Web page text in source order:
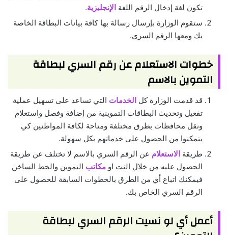
تكون لغة إدخال الرقم اللغة الإنجليزية.
ستقوم الوزارة بإرسال رسالة بها كافة بيانات البطاقة الخاصة
بك ومعها الرقم السري.
خطوات الاستعلام عن رقم السري لبطاقة
التموين بالاسم
قد قدمت الوزارة كل الخدمات التي تساعد على تسهيل عملية
تفعيل وتحديث البطاقات التموينية من إضافة وفصل واستعلام
ونقل محافظات بطرق مختلفة ومتاحة لكافة المواطنين كي
يتمكنوا من الحصول على خدماتهم بكل سهولة.
طريقة الاستعلام عن الرقم السري بالاسم لا تختلف عن طريقة
الحصول عليه من خلال النت او مكاتب التموين والخط الساخن
فيمكنك اتباع أي من الطرق بالخطوات السابقة للحصول على
الرقم السري الخاص بك.
أعمل أي لو نسيت الرقم السري لبطاقة